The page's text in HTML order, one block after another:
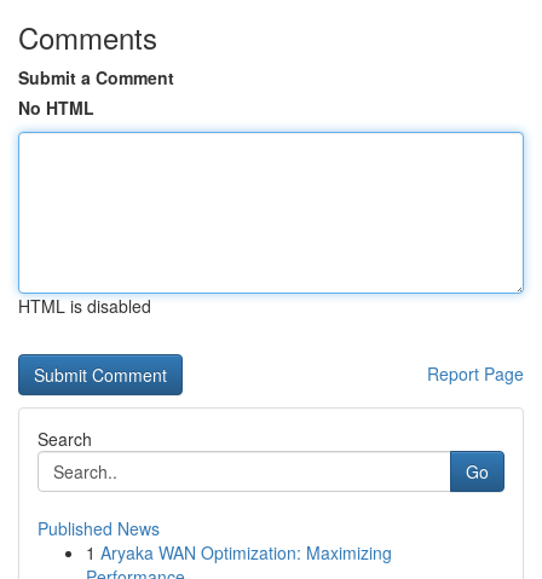
Comments
Submit a Comment
No HTML
HTML is disabled
Report Page
Search
Go
Published News
1 Aryaka WAN Optimization: Maximizing